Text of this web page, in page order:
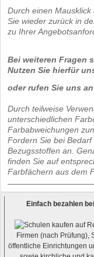
Durch einen
Sie wieder zurück in
zu Ihrer
Bei weiteren Fragen
Nutzen Sie hierfür
oder rufen Sie uns
Durch teilweise
unterschiedlichen
Farbabweichungen
Fordern Sie bei
Bezugsstoffen an.
finden Sie auf
Farbfächern aus dem
Einfach bezahlen
Firmen (nach Prüfung),
öffentliche Einrichtungen